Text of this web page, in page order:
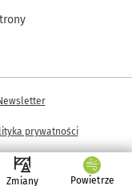
- wroclaw.pl
Zmiany Powietrze
prywatności